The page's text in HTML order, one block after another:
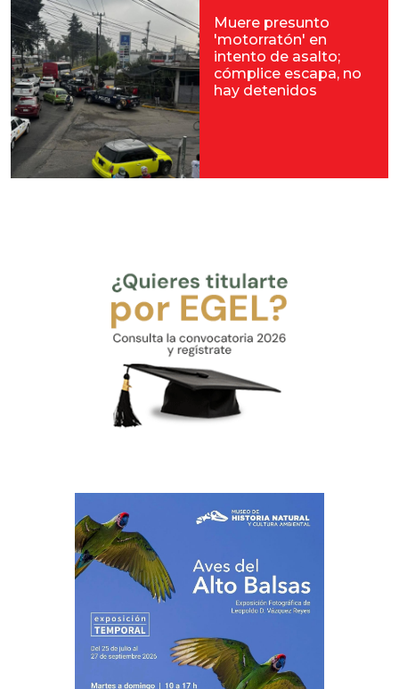
Muere presunto
'motorratón' en
intento de asalto;
cómplice escapa, no
hay detenidos